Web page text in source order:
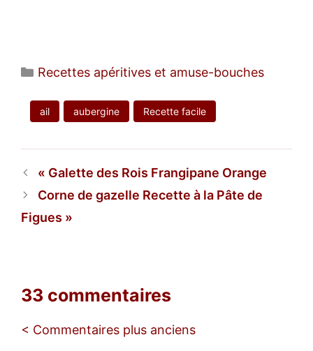
Catégories
Recettes apéritives et amuse-bouches
ail aubergine Recette facile
Galette des Rois Frangipane Orange
Corne de gazelle Recette à la Pâte de
Figues
33 commentaires
Navigation
< Commentaires plus anciens